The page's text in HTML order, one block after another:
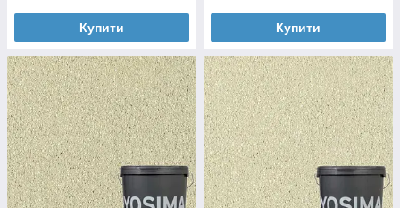
Купити Купити